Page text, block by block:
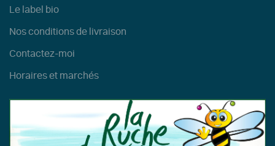
Le label bio
Nos conditions de livraison
Contactez-moi
Horaires et marchés